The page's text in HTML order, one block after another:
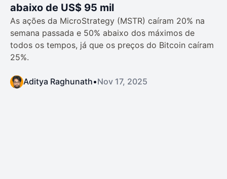
abaixo de US$ 95 mil
As ações da MicroStrategy (MSTR) caíram 20% na
semana passada e 50% abaixo dos máximos de
todos os tempos, já que os preços do Bitcoin caíram
25%.
Aditya Raghunath•Nov 17, 2025